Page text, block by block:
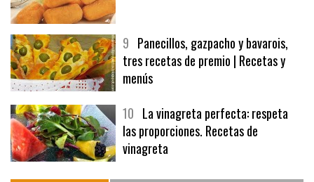
9Panecillos, gazpacho y bavarois,
tres recetas de premio | Recetas y
menús
10La vinagreta perfecta: respeta
las proporciones. Recetas de
vinagreta